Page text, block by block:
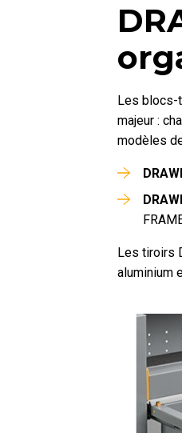
Les blocs-
majeur :
modèles
Les tiroirs
aluminium